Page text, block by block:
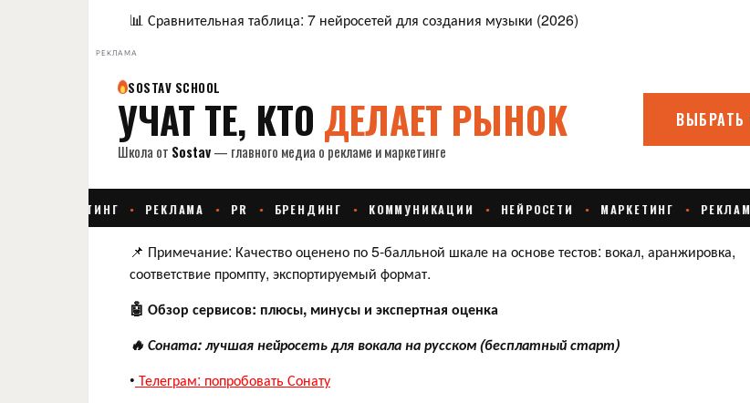
📊 Сравнительная таблица: 7 нейросетей для создания музыки (2026)
РЕКЛАМА
📌 Примечание: Качество оценено по 5-балльной шкале на основе тестов: вокал, аранжировка,
соответствие промпту, экспортируемый формат.
🤖 Обзор сервисов: плюсы, минусы и экспертная оценка
🔥 Соната: лучшая нейросеть для вокала на русском (бесплатный старт)
• Телеграм: попробовать Сонату